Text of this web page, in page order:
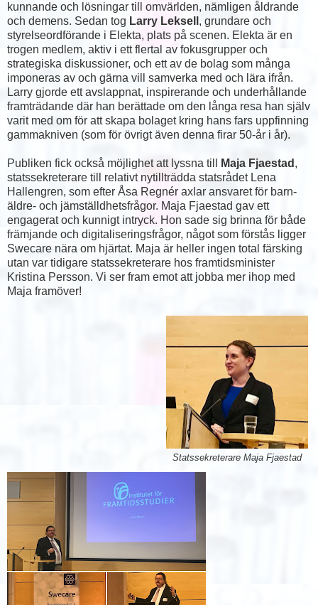
kunnande och lösningar till omvärlden, nämligen åldrande
och demens. Sedan tog Larry Leksell , grundare och
styrelseordförande i Elekta, plats på scenen. Elekta är en
trogen medlem, aktiv i ett flertal av fokusgrupper och
strategiska diskussioner, och ett av de bolag som många
imponeras av och gärna vill samverka med och lära ifrån.
Larry gjorde ett avslappnat, inspirerande och underhållande
framträdande där han berättade om den långa resa han själv
varit med om för att skapa bolaget kring hans fars uppfinning
gammakniven (som för övrigt även denna firar 50-år i år).
Publiken fick också möjlighet att lyssna till Maja Fjaestad ,
statssekreterare till relativt nytillträdda statsrådet Lena
Hallengren, som efter Åsa Regnér axlar ansvaret för barn-
äldre- och jämställdhetsfrågor. Maja Fjaestad gav ett
engagerat och kunnigt intryck. Hon sade sig brinna för både
främjande och digitaliseringsfrågor, något som förstås ligger
Swecare nära om hjärtat. Maja är heller ingen total färsking
utan var tidigare statssekreterare hos framtidsminister
Kristina Persson. Vi ser fram emot att jobba mer ihop med
Maja framöver!
Statssekreterare Maja Fjaestad